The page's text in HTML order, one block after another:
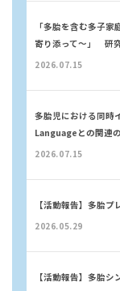
「多胎を含む多子
寄り添って～」 研
2026.07.15
多胎児における同時
Languageとの関連
2026.07.15
【活動報告】多胎
2026.05.29
【活動報告】多胎